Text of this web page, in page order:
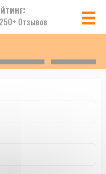
250+ Отзывов